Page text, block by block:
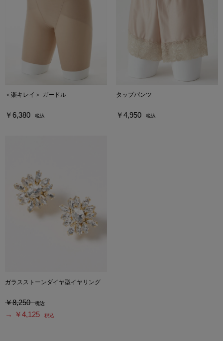
＜楽キレイ＞ ガードル
￥6,380 税込
タップパンツ
￥4,950 税込
ガラスストーンダイヤ型イヤリング
￥8,250 税込
→ ￥4,125 税込